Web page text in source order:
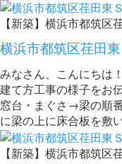
【新築】横浜市都筑区
横浜市都筑区荏田
みなさん、こんにちは
建て方工事の様子をお
窓台・まぐさ→梁の順
に梁の上に床合板を敷
【新築】横浜市都筑区